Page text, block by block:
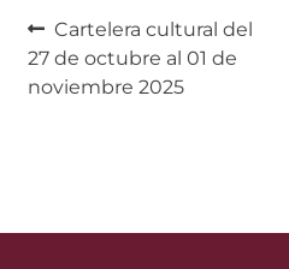
Navegación
de
Anterior:
Cartelera cultural del
27 de octubre al 01 de
noviembre 2025